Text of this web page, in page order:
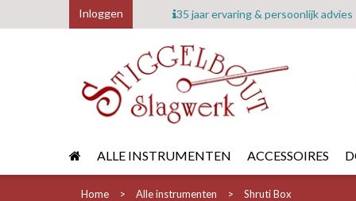
Inloggen 35 jaar ervaring & persoonlijk advies
ALLE INSTRUMENTEN ACCESSOIRES
Home Alle instrumenten Shruti Box